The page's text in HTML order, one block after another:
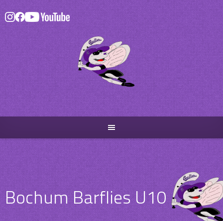
Skip
to
content
Bochum Barflies U10